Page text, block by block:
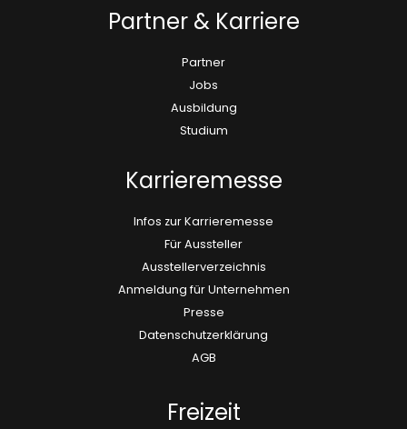
Partner & Karriere
Partner
Jobs
Ausbildung
Studium
Karrieremesse
Infos zur Karrieremesse
Für Aussteller
Ausstellerverzeichnis
Anmeldung für Unternehmen
Presse
Datenschutzerklärung
AGB
Freizeit